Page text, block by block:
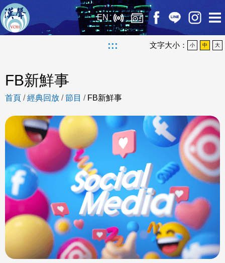
EN
::: 文字大小： 小 中 大
FB新鮮事
首頁 /經典回放 /節目 / FB新鮮事